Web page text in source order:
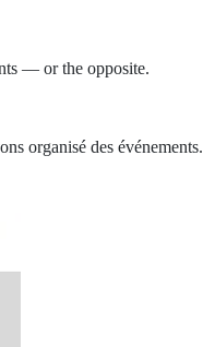
— or the opposite.
organisé des événements.